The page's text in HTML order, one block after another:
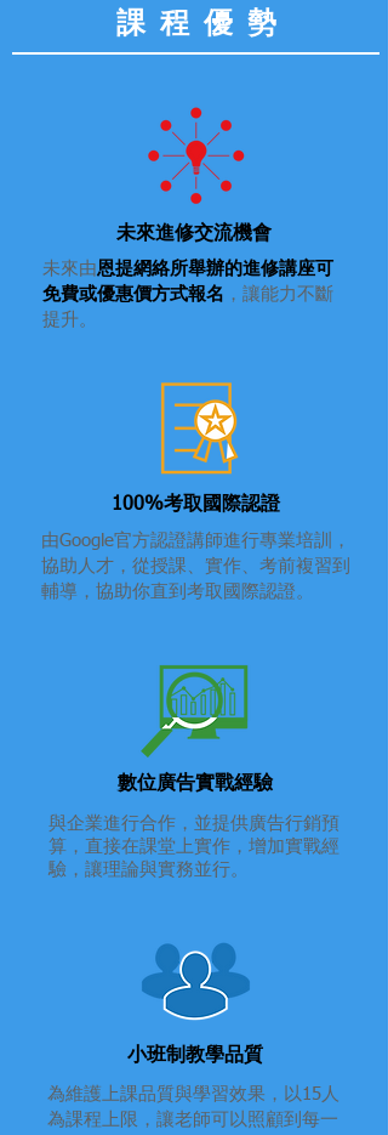
課程優勢
未來進修交流機會
未來由恩提網絡所舉辦的進修講座可
免費或優惠價方式報名 ，讓能力不斷
提升。
100%考取國際認證
由Google官方認證講師進行專業培訓，
協助人才，從授課、實作、考前複習到
輔導，協助你直到考取國際認證。
數位廣告實戰經驗
與企業進行合作，並提供廣告行銷預
算，直接在課堂上實作，增加實戰經
驗，讓理論與實務並行。
小班制教學品質
為維護上課品質與學習效果，以15人
為課程上限，讓老師可以照顧到每一